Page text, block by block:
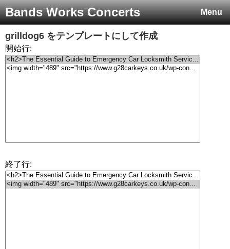
Menu
Bands Works Concerts
grilldog6 をテンプレートにして作成
開始行:
終了行: